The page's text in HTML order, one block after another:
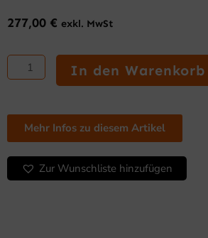
277,00 € exkl. MwSt
SARO
Einloch-
Vorspülbrause+Hebel-
schwarz
Modell
EMMI
Menge
In den Warenkorb
Mehr Infos zu diesem Artikel
Zur Wunschliste hinzufügen